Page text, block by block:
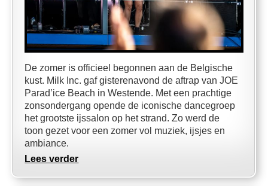
De zomer is officieel begonnen aan de Belgische
kust. Milk Inc. gaf gisterenavond de aftrap van JOE
Parad’ice Beach in Westende. Met een prachtige
zonsondergang opende de iconische dancegroep
het grootste ijssalon op het strand. Zo werd de
toon gezet voor een zomer vol muziek, ijsjes en
ambiance.
Lees verder